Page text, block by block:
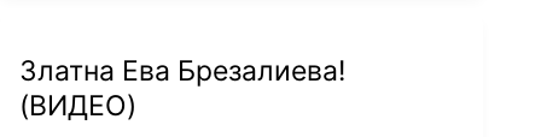
Златна Ева Брезалиева!
(ВИДЕО)